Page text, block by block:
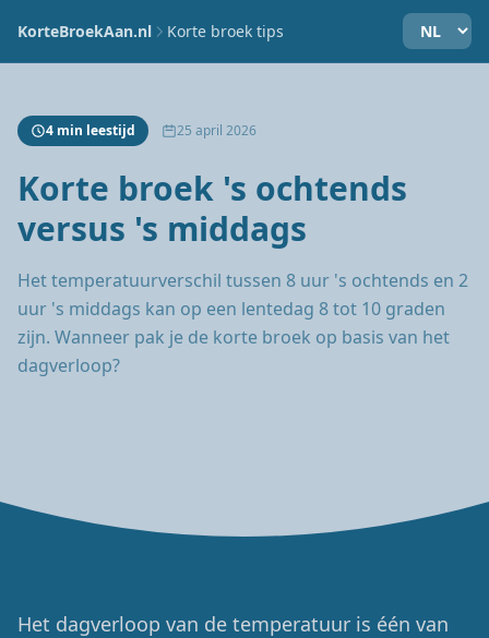
KorteBroekAan.nl Korte broek tips
4 min leestijd 25 april 2026
Korte broek 's ochtends
versus 's middags
Het temperatuurverschil tussen 8 uur 's ochtends en 2
uur 's middags kan op een lentedag 8 tot 10 graden
zijn. Wanneer pak je de korte broek op basis van het
dagverloop?
Het dagverloop van de temperatuur is één van